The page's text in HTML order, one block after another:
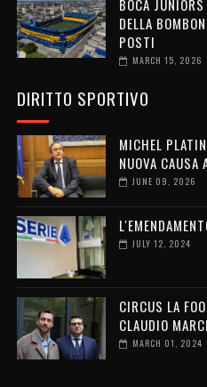
BOCA
DELLA
POSTI
MARCH 15, 2026
DIRITTO SPORTIVO
MICHEL
NUOVA CAUSA
JUNE 09, 2026
JULY 12, 2024
CIRCUS LA
CLAUDIO
MARCH 01, 2024